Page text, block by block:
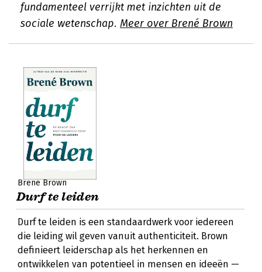
fundamenteel verrijkt met inzichten uit de
sociale wetenschap. Meer over Brené Brown
Brené Brown
Durf te leiden
Durf te leiden is een standaardwerk voor iedereen
die leiding wil geven vanuit authenticiteit. Brown
definieert leiderschap als het herkennen en
ontwikkelen van potentieel in mensen en ideeën —